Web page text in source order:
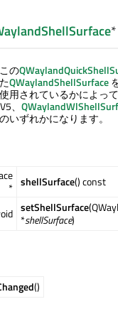
*
の
QWaylandShellSurface
用されているかによって
、
のいずれかになります。
* shellSurface() const
setShellSurface
*shellSurface)
()